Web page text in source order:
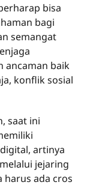
bisa
bagi
semangat
ancaman baik
konflik sosial
saat ini
artinya
jejaring
harus ada cros